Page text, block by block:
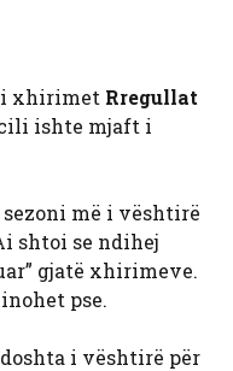
xhirimet Rregullat
cili ishte mjaft i
më i vështirë
shtoi se ndihej
gjatë xhirimeve.
pse.
i vështirë për